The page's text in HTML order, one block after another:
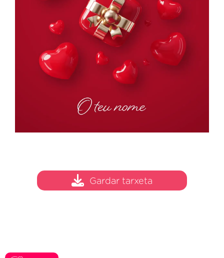
Gardar tarxeta